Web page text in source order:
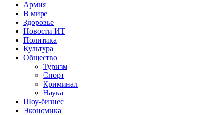
Армия
В мире
Здоровье
Новости ИТ
Политика
Культура
Общество
Туризм
Спорт
Криминал
Наука
Шоу-бизнес
Экономика